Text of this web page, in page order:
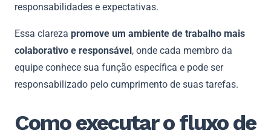
responsabilidades e expectativas.
Essa clareza promove um ambiente de trabalho mais
colaborativo e responsável, onde cada membro da
equipe conhece sua função específica e pode ser
responsabilizado pelo cumprimento de suas tarefas.
Como executar o fluxo de